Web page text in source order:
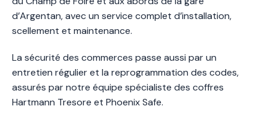
d’Argentan, avec un service complet d’installation,
scellement et maintenance.
La sécurité des commerces passe aussi par un
entretien régulier et la reprogrammation des codes,
assurés par notre équipe spécialiste des coffres
Hartmann Tresore et Phoenix Safe.